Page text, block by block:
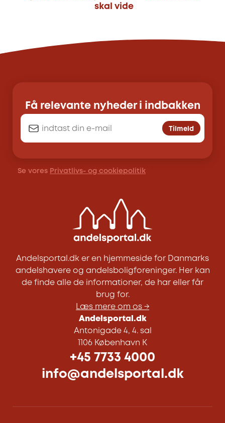
skal vide
Få relevante nyheder i indbakken
Tilmeld
Se vores Privatlivs- og cookiepolitik
Andelsportal.dk er en hjemmeside for Danmarks
andelshavere og andelsboligforeninger. Her kan
de finde alle de informationer, de har eller får
brug for.
Læs mere om os →
Andelsportal.dk
Antonigade 4, 4. sal
1106 København K
+45 7733 4000
info@andelsportal.dk